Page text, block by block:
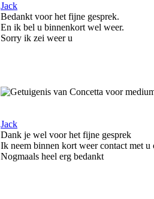
Jack
Bedankt voor het fijne gesprek.
En ik bel u binnenkort wel weer.
Sorry ik zei weer u
Jack
Dank je wel voor het fijne gesprek
Ik neem binnen kort weer contact met u
Nogmaals heel erg bedankt